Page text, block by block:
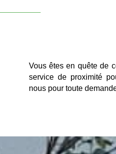
Vous êtes en quête de
service de proximité
nous pour toute